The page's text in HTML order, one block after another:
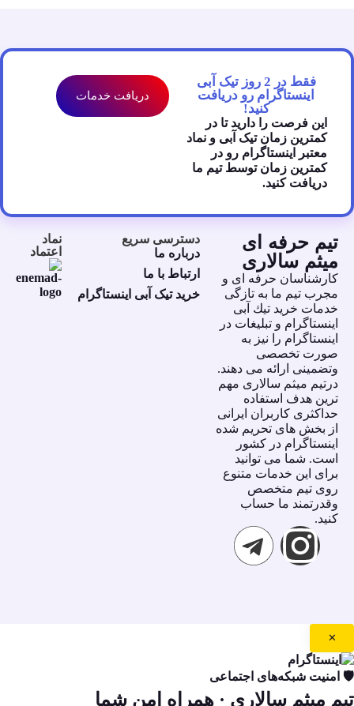
فقط در 2 روز تیک آبی
اینستاگرام رو دریافت
کنید!
این فرصت را دارید تا در
کمترین زمان تیک آبی و نماد
معتبر اینستاگرام رو در
کمترین زمان توسط تیم ما
دریافت کنید.
دریافت خدمات
تیم حرفه ای
میثم سالاری
كارشناسان حرفه اى و
مجرب تيم ما به تازگى
خدمات خريد تيك آبى
اينستاگرام و تبليغات در
اينستاگرام را نيز به
صورت تخصصى
وتضمينى ارائه مى دهند.
درتيم ميثم سالارى مهم
ترين هدف استفاده
حداكثرى كاربران ايرانى
از بخش هاى تحريم شده
اينستاگرام در كشور
است. شما مى توانيد
براى اين خدمات متنوع
روى تيم متخصص
وقدرتمند ما حساب
كنيد.
دسترسی سریع
درباره ما
ارتباط با ما
خرید تیک آبی اینستاگرام
نماد
اعتماد
✕
🛡️ امنیت شبکه‌های اجتماعی
تیم میثم سالاری · همراه امن شما